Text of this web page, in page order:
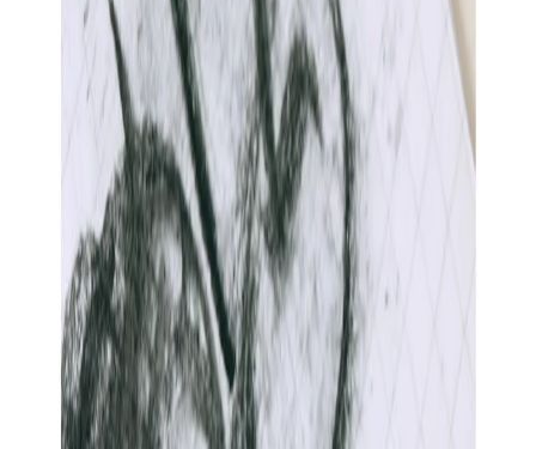
Начало /Офис Консумативи Пишещи Средства